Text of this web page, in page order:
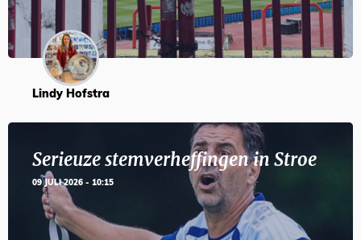
Lindy Hofstra
Serieuze stemverheffingen in Stroe
09 JULI 2026 - 10:15